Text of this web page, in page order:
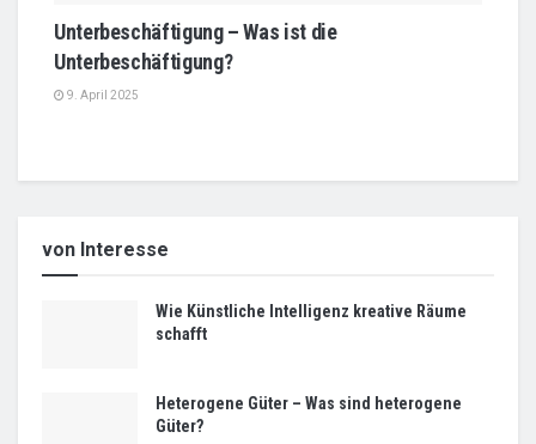
Unterbeschäftigung – Was ist die
Unterbeschäftigung?
9. April 2025
von Interesse
Wie Künstliche Intelligenz kreative Räume
schafft
Heterogene Güter – Was sind heterogene
Güter?